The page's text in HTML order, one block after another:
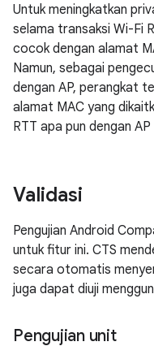
Untuk meningkatkan
selama transaksi Wi-Fi
cocok dengan alamat
Namun, sebagai
dengan AP, perangkat
alamat MAC yang
RTT apa pun dengan
Validasi
Pengujian Android
untuk fitur ini. CTS
secara otomatis
juga dapat diuji
Pengujian unit